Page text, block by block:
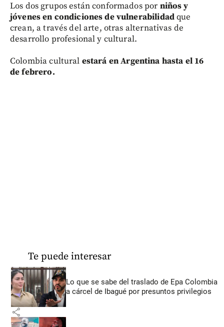
Los dos grupos están conformados por niños y
jóvenes en condiciones de vulnerabilidadque
crean, a través del arte, otras alternativas de
desarrollo profesional y cultural.
Colombia cultural estará en Argentina hasta el 16
de febrero.
Te puede interesar
Lo que se sabe del traslado de Epa Colombia
a cárcel de Ibagué por presuntos privilegios
share